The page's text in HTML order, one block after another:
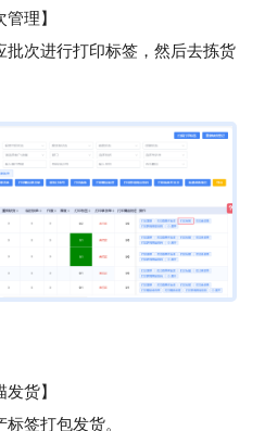
理】
批次进行打印标签，然后去拣货
货】
签打包发货。